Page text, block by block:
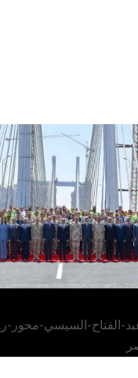
الفتاح السيسي يفتتح
وكوبري تحيا مصر
الفتاح-السيسي-محور-